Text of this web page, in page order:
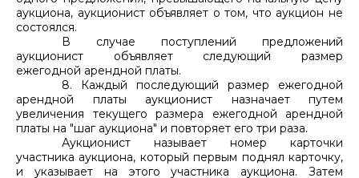
аукциона, аукционист объявляет о том, что аукцион не
состоялся.
В случае поступлений предложений
аукционист объявляет следующий размер
ежегодной арендной платы.
8. Каждый последующий размер ежегодной
арендной платы аукционист назначает путем
увеличения текущего размера ежегодной арендной
платы на "шаг аукциона" и повторяет его три раза.
Аукционист называет номер карточки
участника аукциона, который первым поднял карточку,
и указывает на этого участника аукциона. Затем